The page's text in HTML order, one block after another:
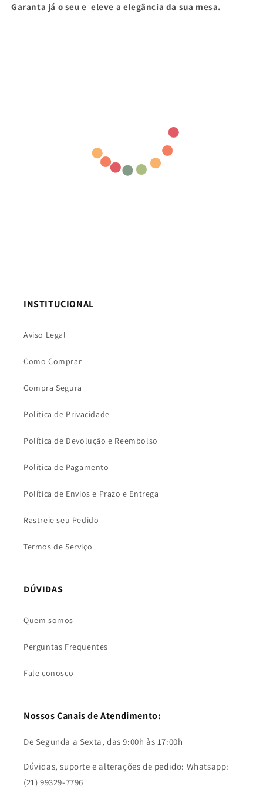
Garanta já o seu e eleve a elegância da sua mesa.
INSTITUCIONAL
Aviso Legal
Como Comprar
Compra Segura
Política de Privacidade
Política de Devolução e Reembolso
Política de Pagamento
Política de Envios e Prazo e Entrega
Rastreie seu Pedido
Termos de Serviço
DÚVIDAS
Quem somos
Perguntas Frequentes
Fale conosco
Nossos Canais de Atendimento:
De Segunda a Sexta, das 9:00h às 17:00h
Dúvidas, suporte e alterações de pedido: Whatsapp:
(21) 99329-7796